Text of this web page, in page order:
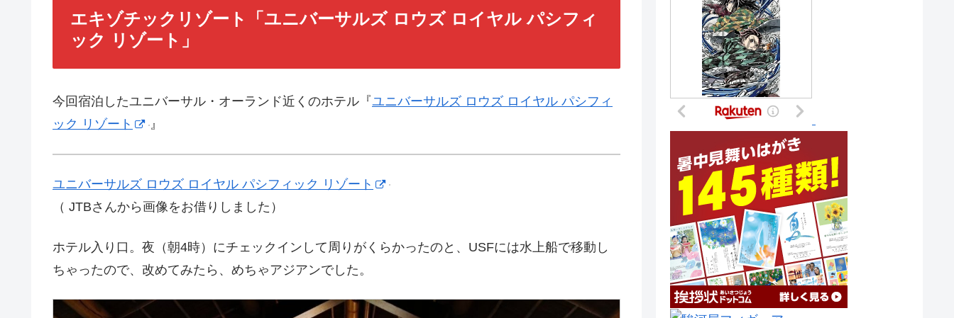
エキゾチックリゾート「ユニバーサルズ ロウズ ロイヤル パシフィ
ック リゾート」
今回宿泊したユニバーサル・オーランド近くのホテル『ユニバーサルズ ロウズ ロイヤル パシフィ
ック リゾート
』
ユニバーサルズ ロウズ ロイヤル パシフィック リゾート
（ JTBさんから画像をお借りしました）
ホテル入り口。夜（朝4時）にチェックインして周りがくらかったのと、USFには水上船で移動し
ちゃったので、改めてみたら、めちゃアジアンでした。